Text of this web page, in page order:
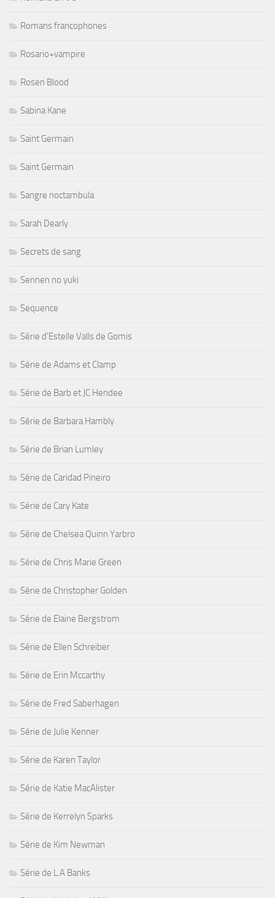
Romans francophones
Rosario+vampire
Rosen Blood
Sabina Kane
Saint Germain
Saint Germain
Sangre noctambula
Sarah Dearly
Secrets de sang
Sennen no yuki
Sequence
Série d'Estelle Valls de Gomis
Série de Adams et Clamp
Série de Barb et JC Hendee
Série de Barbara Hambly
Série de Brian Lumley
Série de Caridad Pineiro
Série de Cary Kate
Série de Chelsea Quinn Yarbro
Série de Chris Marie Green
Série de Christopher Golden
Série de Elaine Bergstrom
Série de Ellen Schreiber
Série de Erin Mccarthy
Série de Fred Saberhagen
Série de Julie Kenner
Série de Karen Taylor
Série de Katie MacAlister
Série de Kerrelyn Sparks
Série de Kim Newman
Série de L.A Banks